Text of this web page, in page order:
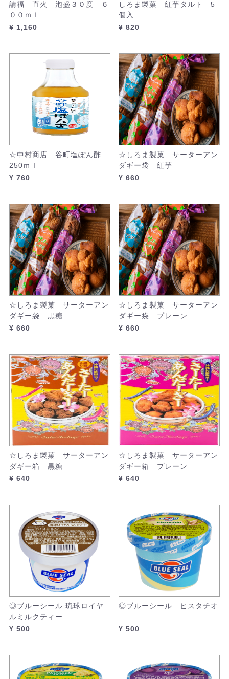
請福 直火 泡盛３０度 ６
００ｍｌ
¥ 1,160
しろま製菓 紅芋タルト 5
個入
¥ 820
☆中村商店 谷町塩ぽん酢
250ｍｌ
¥ 760
☆しろま製菓 サーターアン
ダギー袋 紅芋
¥ 660
☆しろま製菓 サーターアン
ダギー袋 黒糖
¥ 660
☆しろま製菓 サーターアン
ダギー袋 プレーン
¥ 660
☆しろま製菓 サーターアン
ダギー箱 黒糖
¥ 640
☆しろま製菓 サーターアン
ダギー箱 プレーン
¥ 640
◎ブルーシール 琉球ロイヤ
ルミルクティー
¥ 500
◎ブルーシール ピスタチオ
¥ 500